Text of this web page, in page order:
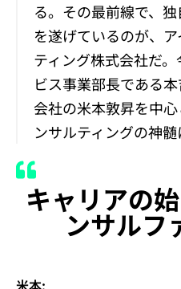
る。その最前線で、
を遂げているのが、
ティング株式会社だ
ビス事業部長である
会社の米本敦昇を中
ンサルティングの神髄
キャリアの
ンサルフ
米本: